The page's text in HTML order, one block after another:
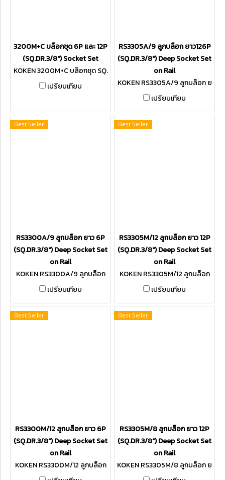
3200M+C บล็อกชุด 6P และ 12P
(SQ.DR.3/8") Socket Set
KOKEN 3200M+C บล็อกชุด SQ.
เปรียบเทียบ
RS3305A/9 ลูกบล็อก ยาว126P
(SQ.DR.3/8") Deep Socket Set
on Rail
KOKEN RS3305A/9 ลูกบล็อก ย
าว 12P SQ.DR.3/8"
เปรียบเทียบ
Best Seller
RS3300A/9 ลูกบล็อก ยาว 6P
(SQ.DR.3/8") Deep Socket Set
on Rail
KOKEN RS3300A/9 ลูกบล็อก
ยาว 6P SQ.DR.3/8"
เปรียบเทียบ
Best Seller
RS3305M/12 ลูกบล็อก ยาว 12P
(SQ.DR.3/8") Deep Socket Set
on Rail
KOKEN RS3305M/12 ลูกบล็อก
ยาว 12P SQ.DR.3/8"
เปรียบเทียบ
Best Seller
RS3300M/12 ลูกบล็อก ยาว 6P
(SQ.DR.3/8") Deep Socket Set
on Rail
KOKEN RS3300M/12 ลูกบล็อก
ยาว 6P SQ.DR.3/8"
Best Seller
RS3305M/8 ลูกบล็อก ยาว 12P
(SQ.DR.3/8") Deep Socket Set
on Rail
KOKEN RS3305M/8 ลูกบล็อก ย
าว 12P SQ.DR.3/8"